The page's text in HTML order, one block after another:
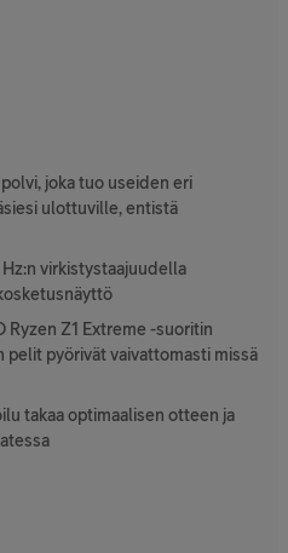
joka tuo useiden eri
ulottuville, entistä
Hz:n virkistystaajuudella
Ryzen Z1 Extreme -suoritin
pelit pyörivät vaivattomasti missä
takaa optimaalisen otteen ja